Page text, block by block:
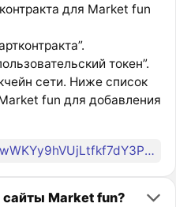
для Market fun
токен”.
сети. Ниже список
fun для добавления
jDjBkYnLT7ruUziEkwWKYy9hVUjLtfkf7dY3PMarkEt
Market fun?